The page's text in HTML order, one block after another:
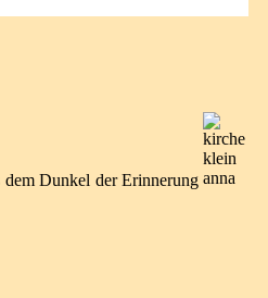
dem Dunkel der Erinnerung